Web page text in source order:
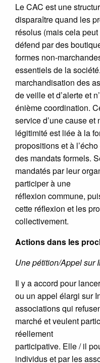
Le CAC est une
disparaître quand les
résolus (mais cela
défend par des
formes non-
essentiels de la
marchandisation des
de veille et d’alerte et
énième coordination.
service d’une cause
légitimité est liée à la
propositions et à
des mandats formels.
mandatés par leur
participer à une
réflexion commune,
cette réflexion et les
collectivement.
Actions dans les
Une pétition/Appel sur
Il y a accord pour
ou un appel élargi sur
associations qui
marché et veulent
réellement
participative. Elle / il
individus et par les